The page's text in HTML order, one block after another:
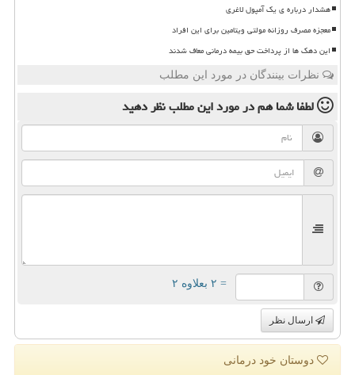
هشدار درباره ی یک آمپول لاغری
معجزه مصرف روزانه مولتی ویتامین برای این افراد
این دهک ها از پرداخت حق بیمه درمانی معاف شدند
نظرات بینندگان در مورد این مطلب
لطفا شما همدر مورد این مطلبنظر دهید
= ۲ بعلاوه ۲
ارسال نظر
دوستان خود درمانی